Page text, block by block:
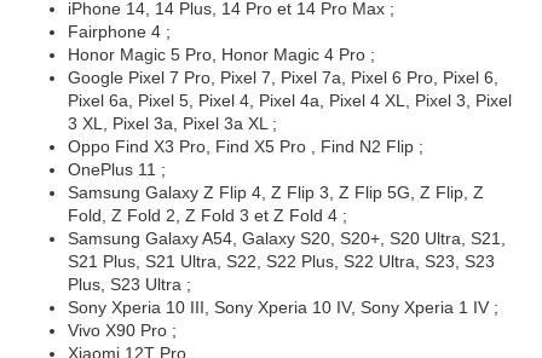
iPhone 14, 14 Plus, 14 Pro et 14 Pro Max ;
Fairphone 4 ;
Honor Magic 5 Pro, Honor Magic 4 Pro ;
Google Pixel 7 Pro, Pixel 7, Pixel 7a, Pixel 6 Pro, Pixel 6,
Pixel 6a, Pixel 5, Pixel 4, Pixel 4a, Pixel 4 XL, Pixel 3, Pixel
3 XL, Pixel 3a, Pixel 3a XL ;
Oppo Find X3 Pro, Find X5 Pro , Find N2 Flip ;
OnePlus 11 ;
Samsung Galaxy Z Flip 4, Z Flip 3, Z Flip 5G, Z Flip, Z
Fold, Z Fold 2, Z Fold 3 et Z Fold 4 ;
Samsung Galaxy A54, Galaxy S20, S20+, S20 Ultra, S21,
S21 Plus, S21 Ultra, S22, S22 Plus, S22 Ultra, S23, S23
Plus, S23 Ultra ;
Sony Xperia 10 III, Sony Xperia 10 IV, Sony Xperia 1 IV ;
Vivo X90 Pro ;
Xiaomi 12T Pro.